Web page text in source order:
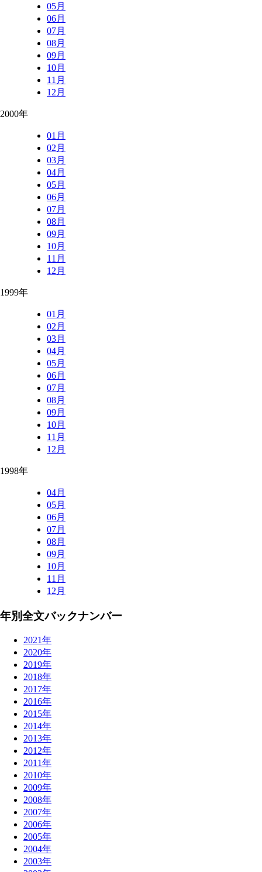
05月
06月
07月
08月
09月
10月
11月
12月
2000年
01月
02月
03月
04月
05月
06月
07月
08月
09月
10月
11月
12月
1999年
01月
02月
03月
04月
05月
06月
07月
08月
09月
10月
11月
12月
1998年
04月
05月
06月
07月
08月
09月
10月
11月
12月
年別全文バックナンバー
2021年
2020年
2019年
2018年
2017年
2016年
2015年
2014年
2013年
2012年
2011年
2010年
2009年
2008年
2007年
2006年
2005年
2004年
2003年